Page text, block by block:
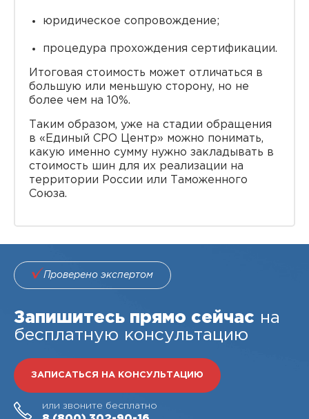
юридическое сопровождение;
процедура прохождения сертификации.
Итоговая стоимость может отличаться в
большую или меньшую сторону, но не
более чем на 10%.
Таким образом, уже на стадии обращения
в «Единый СРО Центр» можно понимать,
какую именно сумму нужно закладывать в
стоимость шин для их реализации на
территории России или Таможенного
Союза.
Проверено экспертом
Запишитесь прямо сейчас на
бесплатную консультацию
ЗАПИСАТЬСЯ НА КОНСУЛЬТАЦИЮ
или звоните бесплатно